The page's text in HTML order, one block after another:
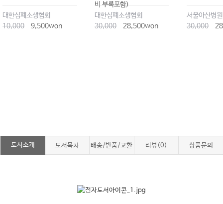
대한심폐소생협회
10,000
9,500won
비 부록포함)
대한심폐소생협회
30,000
28,500won 30,000
도서소개 도서목차 배송/반품/교환 리뷰(0) 상품문의